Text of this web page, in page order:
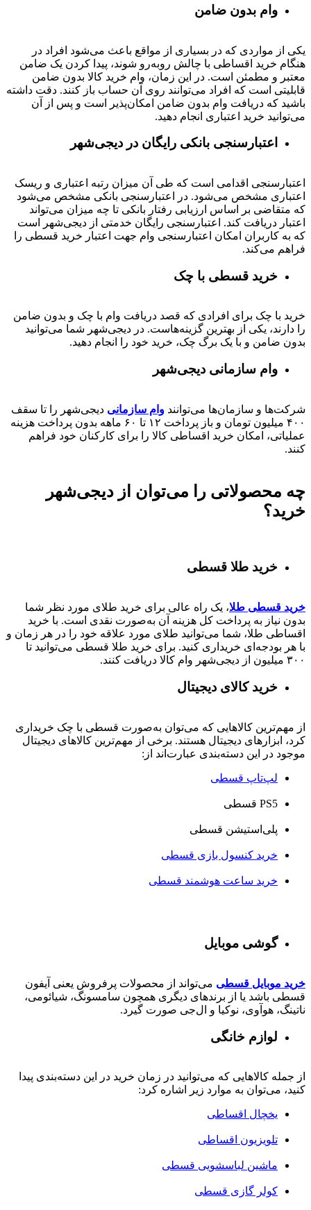
وام بدون ضامن
یکی از مواردی که در بسیاری از مواقع باعث می‌شود افراد در
هنگام خرید اقساطی با چالش روبه‌رو شوند، پیدا کردن یک ضامن
معتبر و مطمئن است. در این زمان، وام خرید کالا بدون ضامن
قابلیتی است که افراد می‌توانند روی آن حساب باز کنند. دقت داشته
باشید که دریافت وام بدون ضامن امکان‌پذیر است و پس از آن
می‌توانید خرید اعتباری انجام دهید.
اعتبارسنجی بانکی رایگان در دیجی‌شهر
اعتبارسنجی اقدامی است که طی آن میزان رتبه اعتباری و ریسک
اعتباری مشخص می‌شود. در اعتبارسنجی بانکی مشخص می‌شود
که متقاضی بر اساس ارزیابی رفتار بانکی تا چه میزان می‌تواند
اعتبار دریافت کند. اعتبارسنجی رایگان خدمتی از دیجی‌شهر است
که به کاربران امکان اعتبارسنجی وام جهت اعتبار خرید قسطی را
فراهم می‌کند.
خرید قسطی با چک
خرید با چک برای افرادی که قصد دریافت وام با چک و بدون ضامن
را دارند، یکی از بهترین گزینه‌هاست. در دیجی‌شهر شما می‌توانید
بدون ضامن و با یک برگ چک، خرید خود را انجام دهید.
وام سازمانی دیجی‌شهر
شرکت‌ها و سازمان‌ها می‌توانند وام سازمانی دیجی‌شهر را تا سقف
۴۰۰ میلیون تومان و باز پرداخت ۱۲ تا ۶۰
ماهه بدون پرداخت هزینه
عملیاتی، امکان خرید اقساطی کالا را برای کارکنان خود فراهم
کنند.
چه محصولاتی را می‌توان از دیجی‌شهر
خرید؟
خرید طلا قسطی
خرید قسطی طلا، یک راه عالی برای خرید طلای مورد نظر شما
بدون نیاز به پرداخت کل هزینه آن به‌صورت نقدی است. با خرید
اقساطی طلا، شما می‌توانید طلای مورد علاقه خود را در هر زمان و
با هر بودجه‌ای خریداری کنید. برای خرید طلا قسطی می‌توانید تا
۳۰۰ میلیون از دیجی‌شهر وام کالا دریافت کنند.
خرید کالای دیجیتال
از مهم‌ترین کالاهایی که می‌توان به‌صورت قسطی با چک خریداری
کرد، ابزارهای دیجیتال هستند. برخی از مهم‌ترین کالاهای دیجیتال
موجود در این دسته‌بندی عبارت‌اند از:
لپ‌تاپ قسطی
PS5 قسطی
پلی‌استیشن قسطی
خرید کنسول بازی قسطی
خرید ساعت هوشمند قسطی
گوشی موبایل
خرید موبایل قسطی می‌تواند از محصولات پرفروش یعنی آیفون
قسطی باشد یا از برندهای دیگری همچون سامسونگ، شیائومی،
ناتینگ، هوآوی، نوکیا و ال‌جی صورت گیرد.
لوازم خانگی
از جمله کالاهایی که می‌توانید در زمان خرید در این دسته‌بندی پیدا
کنید، می‌توان به موارد زیر اشاره کرد:
یخچال اقساطی
تلویزیون اقساطی
ماشین لباسشویی قسطی
کولر گازی قسطی